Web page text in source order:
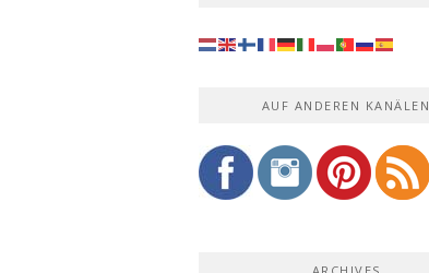
AUF ANDEREN KANÄLEN